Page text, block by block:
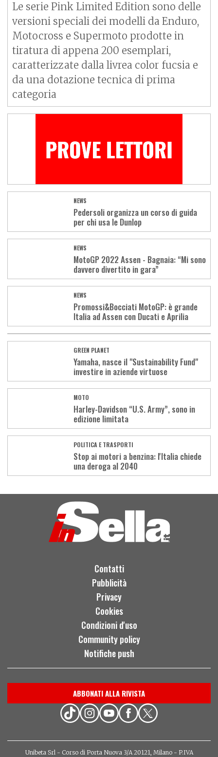
Le serie Pink Limited Edition sono delle
versioni speciali dei modelli da Enduro,
Motocross e Supermoto prodotte in
tiratura di appena 200 esemplari,
caratterizzate dalla livrea color fucsia e
da una dotazione tecnica di prima
categoria
NEWS
Pedersoli organizza un corso di guida
per chi usa le Dunlop
NEWS
MotoGP 2022 Assen - Bagnaia: “Mi sono
davvero divertito in gara”
NEWS
Promossi&Bocciati MotoGP: è grande
Italia ad Assen con Ducati e Aprilia
GREEN PLANET
Yamaha, nasce il "Sustainability Fund"
investire in aziende virtuose
MOTO
Harley-Davidson “U.S. Army”, sono in
edizione limitata
POLITICA E TRASPORTI
Stop ai motori a benzina: l'Italia chiede
una deroga al 2040
More
Contatti
Pubblicità
Privacy
Cookies
Condizioni d'uso
Community policy
Notifiche push
ABBONATI ALLA RIVISTA
Unibeta Srl - Corso di Porta Nuova 3/A 20121, Milano - P.IVA